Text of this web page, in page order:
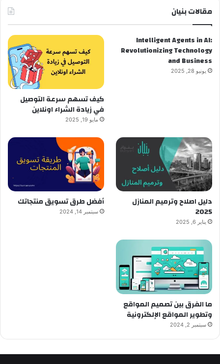
مقالات بنيان
Intelligent Agents in AI:
Revolutionizing Technology
and Business
يونيو 28, 2025
كيف تسهم سرعة التوصيل
في زيادة الشراء اونلاين
مايو 19, 2025
دليل اصلاح وترميم المنازل
2025
يناير 6, 2025
أفضل طرق تسويق منتجاتك
سبتمبر 14, 2024
ما الفرق بين تصميم المواقع
وتطوير المواقع الإلكترونية
سبتمبر 2, 2024